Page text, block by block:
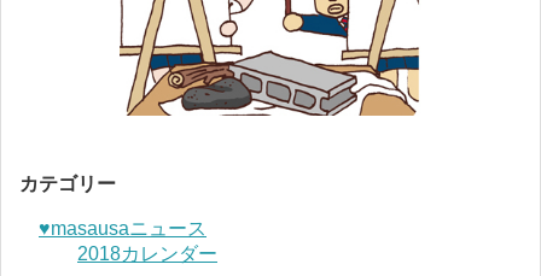
カテゴリー
♥︎masausaニュース
2018カレンダー